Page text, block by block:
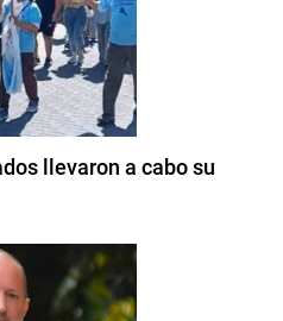
llevaron a cabo su